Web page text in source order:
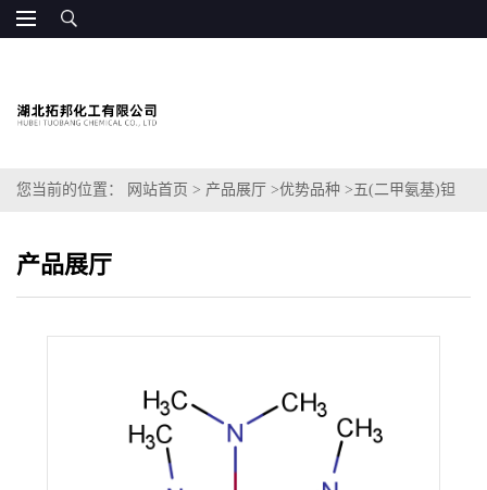
您当前的位置： 网站首页 > 产品展厅 >优势品种 >五(二甲氨基)钽
产品展厅